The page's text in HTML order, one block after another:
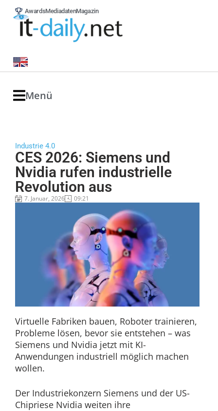
AwardsMediadatenMagazin
Menü
Industrie 4.0
CES 2026: Siemens und
Nvidia rufen industrielle
Revolution aus
7. Januar, 2026 09:21
Virtuelle Fabriken bauen, Roboter trainieren,
Probleme lösen, bevor sie entstehen – was
Siemens und Nvidia jetzt mit KI-
Anwendungen industriell möglich machen
wollen.
Der Industriekonzern Siemens und der US-
Chipriese Nvidia weiten ihre